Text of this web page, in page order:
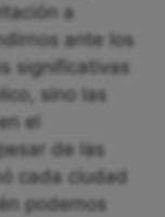
a
ante los
significativas
sino las
el
de las
cada ciudad
podemos